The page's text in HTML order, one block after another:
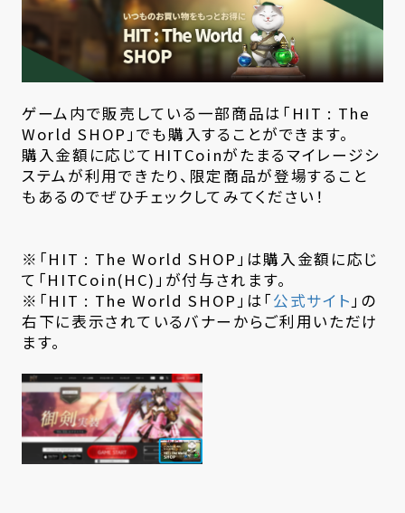
ゲーム内で販売している一部商品は「HIT : The
World SHOP」でも購入することができます。
購入金額に応じてHITCoinがたまるマイレージシ
ステムが利用できたり、限定商品が登場すること
もあるのでぜひチェックしてみてください！
※「HIT : The World SHOP」は購入金額に応じ
て「HITCoin(HC)」が付与されます。
※「HIT : The World SHOP」は「公式サイト 」の
右下に表示されているバナーからご利用いただけ
ます。